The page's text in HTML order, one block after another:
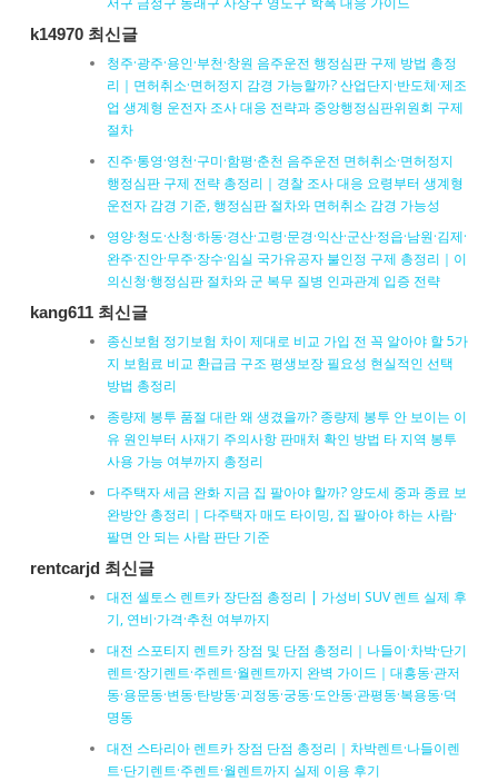
k14970 최신글
청주·광주·용인·부천·창원 음주운전 행정심판 구제 방법 총정
리｜면허취소·면허정지 감경 가능할까? 산업단지·반도체·제조
업 생계형 운전자 조사 대응 전략과 중앙행정심판위원회 구제
절차
진주·통영·영천·구미·함평·춘천 음주운전 면허취소·면허정지
행정심판 구제 전략 총정리｜경찰 조사 대응 요령부터 생계형
운전자 감경 기준, 행정심판 절차와 면허취소 감경 가능성
영양·청도·산청·하동·경산·고령·문경·익산·군산·정읍·남원·김제·
완주·진안·무주·장수·임실 국가유공자 불인정 구제 총정리｜이
의신청·행정심판 절차와 군 복무 질병 인과관계 입증 전략
kang611 최신글
종신보험 정기보험 차이 제대로 비교 가입 전 꼭 알아야 할 5가
지 보험료 비교 환급금 구조 평생보장 필요성 현실적인 선택
방법 총정리
종량제 봉투 품절 대란 왜 생겼을까? 종량제 봉투 안 보이는 이
유 원인부터 사재기 주의사항 판매처 확인 방법 타 지역 봉투
사용 가능 여부까지 총정리
다주택자 세금 완화 지금 집 팔아야 할까? 양도세 중과 종료 보
완방안 총정리｜다주택자 매도 타이밍, 집 팔아야 하는 사람·
팔면 안 되는 사람 판단 기준
rentcarjd 최신글
대전 셀토스 렌트카 장단점 총정리 | 가성비 SUV 렌트 실제 후
기, 연비·가격·추천 여부까지
대전 스포티지 렌트카 장점 및 단점 총정리｜나들이·차박·단기
렌트·장기렌트·주렌트·월렌트까지 완벽 가이드｜대흥동·관저
동·용문동·변동·탄방동·괴정동·궁동·도안동·관평동·복용동·덕
명동
대전 스타리아 렌트카 장점 단점 총정리｜차박렌트·나들이렌
트·단기렌트·주렌트·월렌트까지 실제 이용 후기